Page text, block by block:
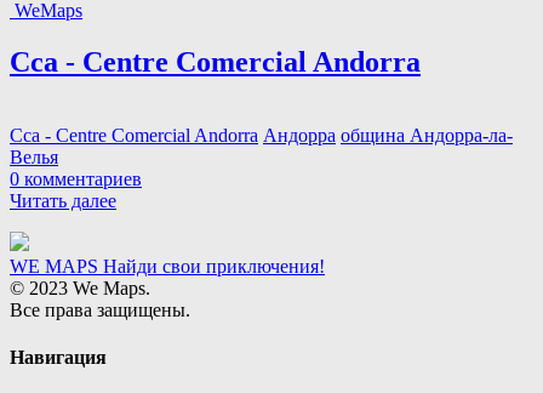
WeMaps
Cca - Centre Comercial Andorra
Cca - Centre Comercial Andorra Андорра община Андорра-ла-
Велья
0 комментариев
Читать далее
WE MAPS Найди свои приключения!
© 2023 We Maps.
Все права защищены.
Навигация